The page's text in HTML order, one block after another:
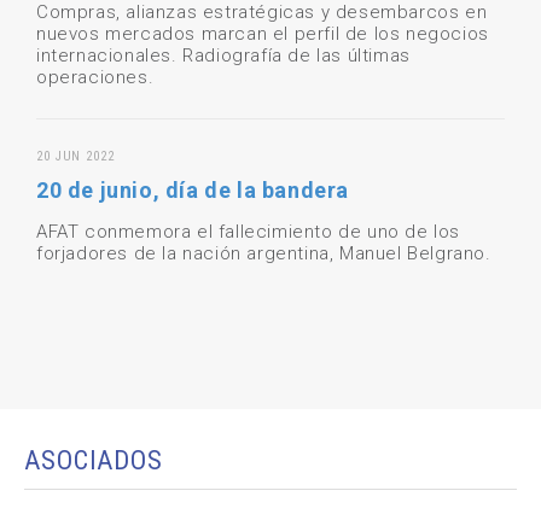
Compras, alianzas estratégicas y desembarcos en
nuevos mercados marcan el perfil de los negocios
internacionales. Radiografía de las últimas
operaciones.
20 JUN 2022
20 de junio, día de la bandera
AFAT conmemora el fallecimiento de uno de los
forjadores de la nación argentina, Manuel Belgrano.
ASOCIADOS